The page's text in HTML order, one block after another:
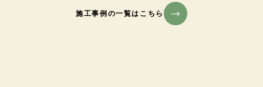
施工事例の一覧はこちら